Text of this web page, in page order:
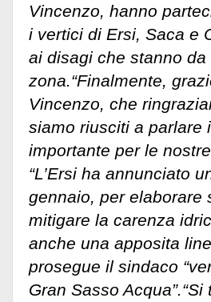
Vincenzo, hanno
i vertici di Ersi, Saca e
ai disagi che stanno
zona.“Finalmente,
Vincenzo, che
siamo riusciti a parlare
importante per le
“L’Ersi ha annunciato
gennaio, per elaborare
mitigare la carenza
anche una apposita
prosegue il sindaco
Gran Sasso